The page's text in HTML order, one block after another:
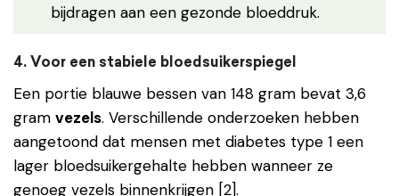
bijdragen aan een gezonde bloeddruk.
4. Voor een stabiele bloedsuikerspiegel
Een portie blauwe bessen van 148 gram bevat 3,6
gram vezels. Verschillende onderzoeken hebben
aangetoond dat mensen met diabetes type 1 een
lager bloedsuikergehalte hebben wanneer ze
genoeg vezels binnenkrijgen [2].